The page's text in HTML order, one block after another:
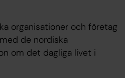
organisationer och företag
de nordiska
om det dagliga livet i